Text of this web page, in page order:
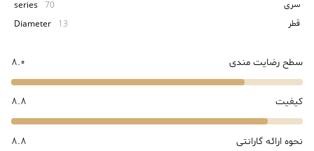
سطح رضایت مندی 8.0
کیفیت 8.8
نحوه ارائه گارانتی 8.8
سری series 70
قطر Diameter 13